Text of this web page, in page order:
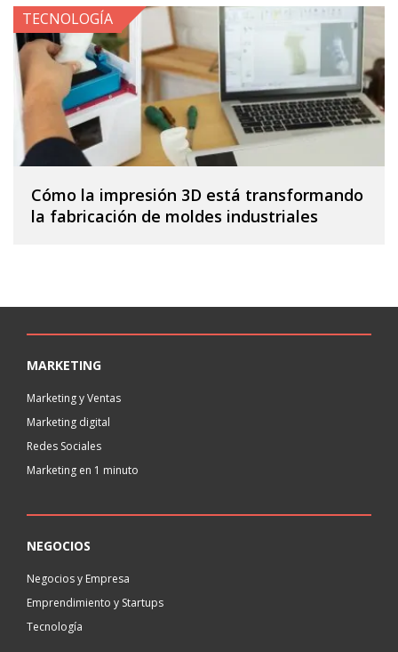
Cómo la impresión 3D está transformando
la fabricación de moldes industriales
TECNOLOGÍA
MARKETING
Marketing y Ventas
Marketing digital
Redes Sociales
Marketing en 1 minuto
NEGOCIOS
Negocios y Empresa
Emprendimiento y Startups
Tecnología